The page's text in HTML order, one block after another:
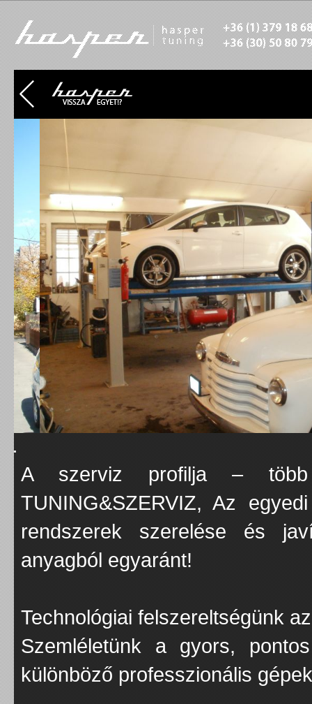
$("#example1").zAccordion({
	timeout: 4000,
	slideWidth: 600,
	width: 950,
	height: 475
A szerviz profilja –
TUNING&SZERVIZ, Az
rendszerek szerelése és
anyagból egyaránt!
Technológiai felszereltségünk
Szemléletünk a gyors,
különböző professzionális